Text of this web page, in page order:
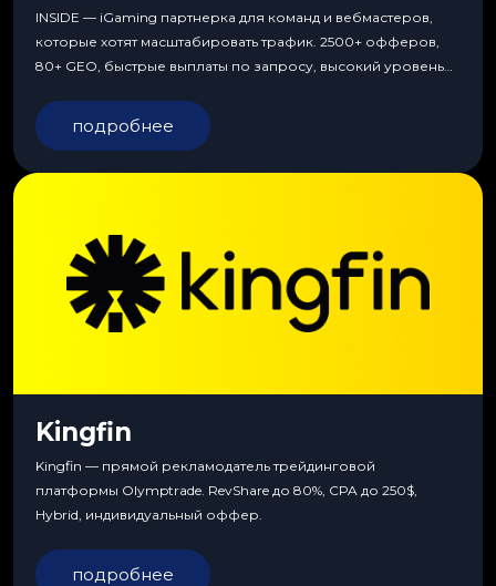
INSIDE — iGaming партнерка для команд и вебмастеров,
которые хотят масштабировать трафик. 2500+ офферов,
80+ GEO, быстрые выплаты по запросу, высокий уровень
подробнее
Kingfin
Kingfin — прямой рекламодатель трейдинговой
платформы Olymptrade. RevShare до 80%, CPA до 250$,
Hybrid, индивидуальный оффер.
подробнее